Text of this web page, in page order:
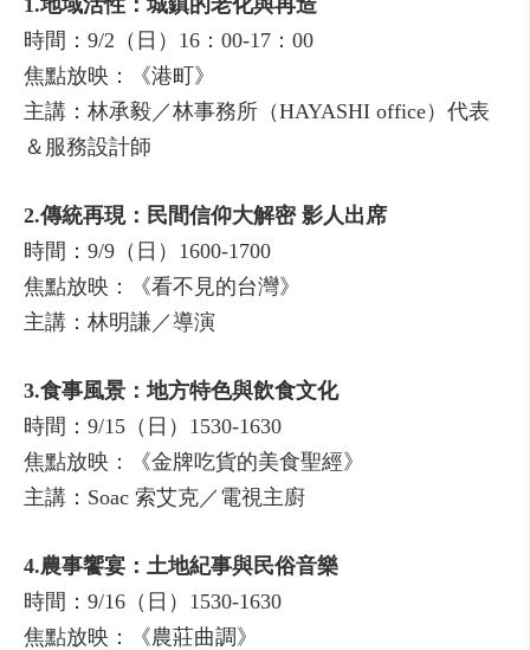
1.地域活性：城鎮的老化與再造
時間：9/2（日）16：00-17：00
焦點放映：《港町》
主講：林承毅／林事務所（HAYASHI office）代表
＆服務設計師
2.傳統再現：民間信仰大解密 影人出席
時間：9/9（日）1600-1700
焦點放映：《看不見的台灣》
主講：林明謙／導演
3.食事風景：地方特色與飲食文化
時間：9/15（日）1530-1630
焦點放映：《金牌吃貨的美食聖經》
主講：Soac 索艾克／電視主廚
4.農事饗宴：土地紀事與民俗音樂
時間：9/16（日）1530-1630
焦點放映：《農莊曲調》